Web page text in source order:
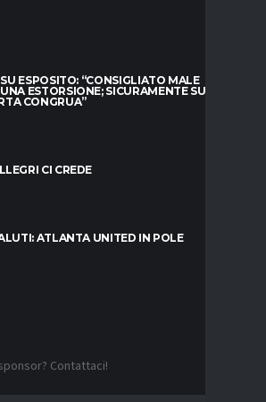
ESPOSITO: “CONSIGLIATO MALE
ESTORSIONE; SICURAMENTE SUL
CONGRUA”
CI CREDE
ATLANTA UNITED IN POLE
Contattaci!